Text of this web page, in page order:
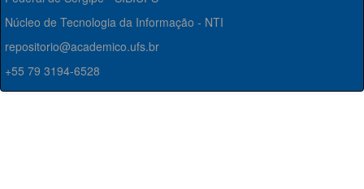
Núcleo de Tecnologia da Informação - NTI
repositorio@academico.ufs.br
+55 79 3194-6528